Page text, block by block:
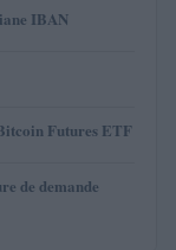
IBAN
Futures ETF
de demande